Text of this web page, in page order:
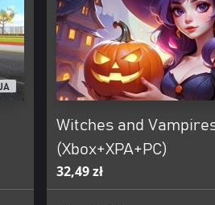
Witches and
(Xbox+XPA+PC)
32,49 zł